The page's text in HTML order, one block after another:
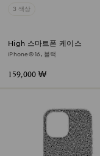
3 색상
High 스마트폰 케이스
iPhone® 16, 블랙
159,000 ₩